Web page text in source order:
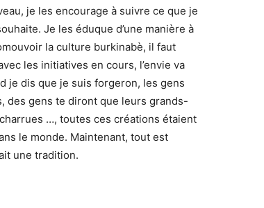
je les encourage à suivre ce que je
Je les éduque d’une manière à
la culture burkinabè, il faut
les initiatives en cours, l’envie va
je dis que je suis forgeron, les gens
des gens te diront que leurs grands-
…, toutes ces créations étaient
le monde. Maintenant, tout est
une tradition.